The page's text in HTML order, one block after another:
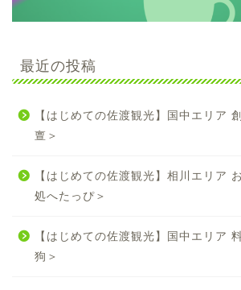
最近の投稿
【はじめての佐渡観光】国中エリア
亶＞
【はじめての佐渡観光】相川エリア
処へたっぴ＞
【はじめての佐渡観光】国中エリア
狗＞